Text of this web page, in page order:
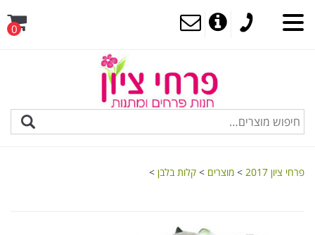
0
פרחי ציון 2017 > מוצרים > קלות בלבן >